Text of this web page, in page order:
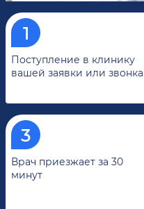
Поступление в клинику
вашей заявки или звонка
Врач приезжает за 30
минут